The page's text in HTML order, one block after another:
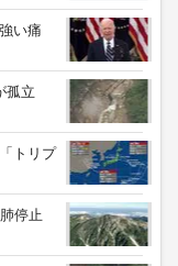
い痛
孤立
トリプ
停止